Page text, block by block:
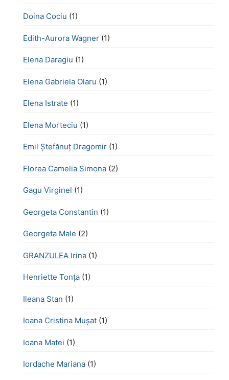
Doina Cociu (1)
Edith-Aurora Wagner (1)
Elena Daragiu (1)
Elena Gabriela Olaru (1)
Elena Istrate (1)
Elena Morteciu (1)
Emil Ștefănuț Dragomir (1)
Florea Camelia Simona (2)
Gagu Virginel (1)
Georgeta Constantin (1)
Georgeta Male (2)
GRANZULEA Irina (1)
Henriette Tonţa (1)
Ileana Stan (1)
Ioana Cristina Mușat (1)
Ioana Matei (1)
Iordache Mariana (1)